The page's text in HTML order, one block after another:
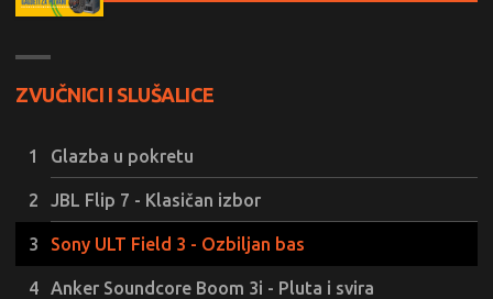
ZVUČNICI I SLUŠALICE
Glazba u pokretu
JBL Flip 7 - Klasičan izbor
Sony ULT Field 3 - Ozbiljan bas
Anker Soundcore Boom 3i - Pluta i svira